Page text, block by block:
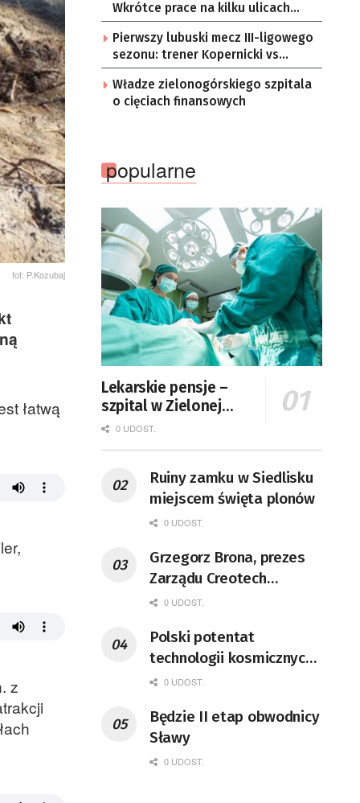
fot: P.Kozubaj
łatwą
z
Wkrótce prace na kilku ulicach
Gorzowa
Pierwszy lubuski mecz III-ligowego
sezonu: trener Kopernicki vs
starzy znajomi
Władze zielonogórskiego szpitala
o cięciach finansowych
popularne
Lekarskie pensje –
szpital w Zielonej
Górze podaje dane
0 UDOST.
Ruiny zamku w Siedlisku
miejscem święta plonów
0 UDOST.
Grzegorz Brona, prezes
Zarządu Creotech
Instruments S.A. Fizyk,
pracownik CERN w
Genewie, przedsiębiorca i
nauczyciel akademicki,
fizycznych, koordynator
Rady Sektorowej ds.
Kompetencji Przemysłu
0 UDOST.
Polski potentat
technologii kosmicznych
wprowadzi się do Zielonej
0 UDOST.
Będzie II etap obwodnicy
Sławy
0 UDOST.